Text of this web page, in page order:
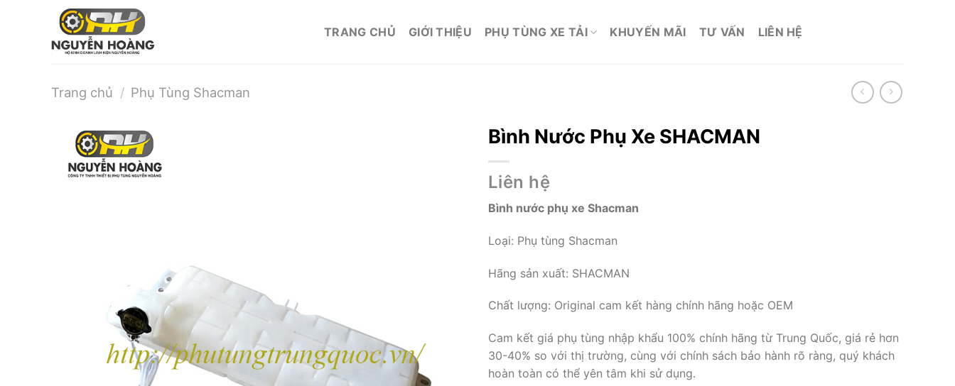
TRANG CHỦ GIỚI THIỆU PHỤ TÙNG XE TẢI KHUYẾN MÃI TƯ VẤN LIÊN HỆ
Trang chủ / Phụ Tùng Shacman
Bình Nước Phụ Xe SHACMAN
Liên hệ
Bình nước phụ xe Shacman
Loại: Phụ tùng Shacman
Hãng sản xuất: SHACMAN
Chất lượng: Original cam kết hàng chính hãng hoặc OEM
Cam kết giá phụ tùng nhập khẩu 100% chính hãng từ Trung Quốc, giá rẻ hơn
30-40% so với thị trường, cùng với chính sách bảo hành rõ ràng, quý khách
hoàn toàn có thể yên tâm khi sử dụng.